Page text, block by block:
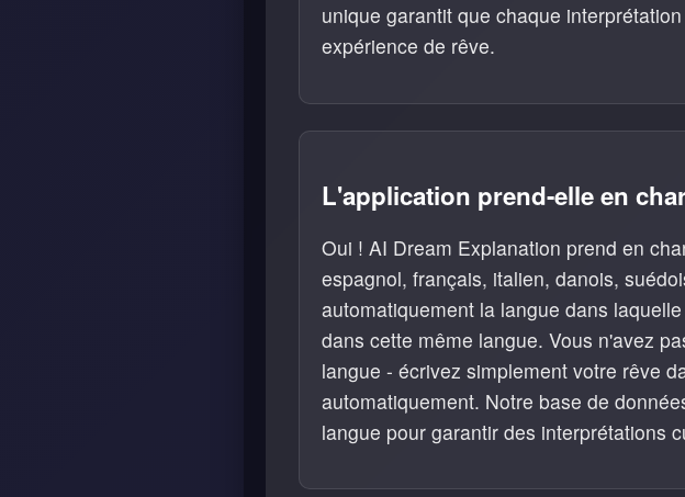
unique garantit que chaque
expérience de rêve.
L'application prend-elle en
Oui ! AI Dream Explanation prend en
espagnol, français, italien, danois,
automatiquement la langue dans
dans cette même langue. Vous n'avez
langue - écrivez simplement votre rêve
automatiquement. Notre base de
langue pour garantir des interprétations